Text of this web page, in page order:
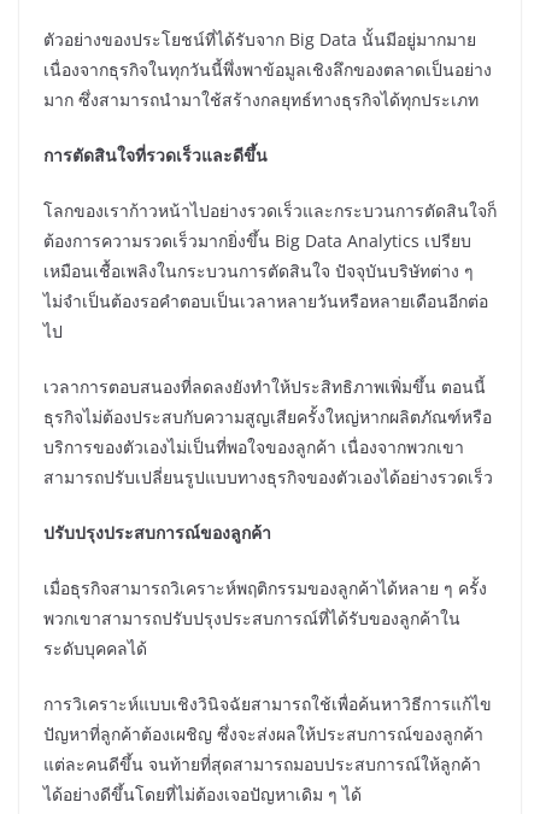
ตัวอย่างของประโยชน์ที่ได้รับจาก Big Data นั้นมีอยู่มากมาย
เนื่องจากธุรกิจในทุกวันนี้พึ่งพาข้อมูลเชิงลึกของตลาดเป็นอย่าง
มาก ซึ่งสามารถนำมาใช้สร้างกลยุทธ์ทางธุรกิจได้ทุกประเภท
การตัดสินใจที่รวดเร็วและดีขึ้น
โลกของเราก้าวหน้าไปอย่างรวดเร็วและกระบวนการตัดสินใจก็
ต้องการความรวดเร็วมากยิ่งขึ้น Big Data Analytics เปรียบ
เหมือนเชื้อเพลิงในกระบวนการตัดสินใจ ปัจจุบันบริษัทต่าง ๆ
ไม่จำเป็นต้องรอคำตอบเป็นเวลาหลายวันหรือหลายเดือนอีกต่อ
ไป
เวลาการตอบสนองที่ลดลงยังทำให้ประสิทธิภาพเพิ่มขึ้น ตอนนี้
ธุรกิจไม่ต้องประสบกับความสูญเสียครั้งใหญ่หากผลิตภัณฑ์หรือ
บริการของตัวเองไม่เป็นที่พอใจของลูกค้า เนื่องจากพวกเขา
สามารถปรับเปลี่ยนรูปแบบทางธุรกิจของตัวเองได้อย่างรวดเร็ว
ปรับปรุงประสบการณ์ของลูกค้า
เมื่อธุรกิจสามารถวิเคราะห์พฤติกรรมของลูกค้าได้หลาย ๆ ครั้ง
พวกเขาสามารถปรับปรุงประสบการณ์ที่ได้รับของลูกค้าใน
ระดับบุคคลได้
การวิเคราะห์แบบเชิงวินิจฉัยสามารถใช้เพื่อค้นหาวิธีการแก้ไข
ปัญหาที่ลูกค้าต้องเผชิญ ซึ่งจะส่งผลให้ประสบการณ์ของลูกค้า
แต่ละคนดีขึ้น จนท้ายที่สุดสามารถมอบประสบการณ์ให้ลูกค้า
ได้อย่างดีขึ้นโดยที่ไม่ต้องเจอปัญหาเดิม ๆ ได้